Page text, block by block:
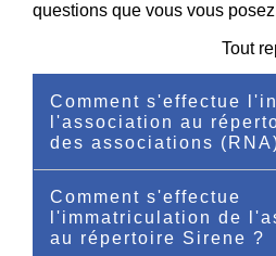
questions que vous vous
Tout
Comment s'effectue
l'association au
des associations
Comment s'effectue
l'immatriculation de
au répertoire Sirene ?